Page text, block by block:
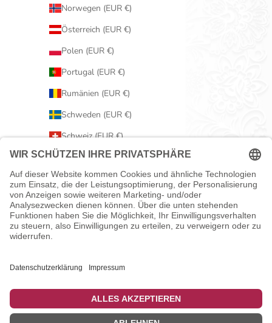
Norwegen (EUR €)
Österreich (EUR €)
Polen (EUR €)
Portugal (EUR €)
Rumänien (EUR €)
Schweden (EUR €)
Schweiz (EUR €)
Serbien (EUR €)
Slowakei (EUR €)
Slowenien (EUR €)
Spanien (EUR €)
Ungarn (EUR €)
Zypern (EUR €)